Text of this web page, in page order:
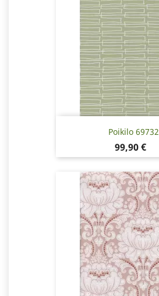
Poikilo 69732
Hinta
99,90 €